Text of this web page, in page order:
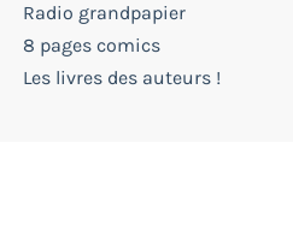
Radio grandpapier
8 pages comics
Les livres des auteurs !